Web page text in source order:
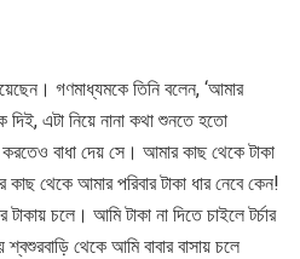
গণমাধ্যমকে তিনি বলেন, ‘আমার
এটা নিয়ে নানা কথা শুনতে হতো
বাধা দেয় সে। আমার কাছ থেকে টাকা
থেকে আমার পরিবার টাকা ধার নেবে কেন!
চলে। আমি টাকা না দিতে চাইলে টর্চার
থেকে আমি বাবার বাসায় চলে